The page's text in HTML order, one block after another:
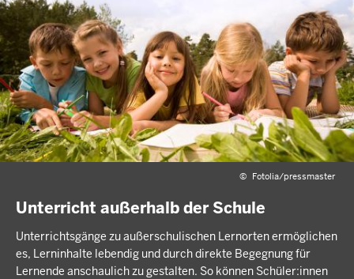
© Fotolia/pressmaster
Unterricht außerhalb der Schule
Unterrichtsgänge zu außerschulischen Lernorten ermöglichen
es, Lerninhalte lebendig und durch direkte Begegnung für
Lernende anschaulich zu gestalten. So können Schüler:innen